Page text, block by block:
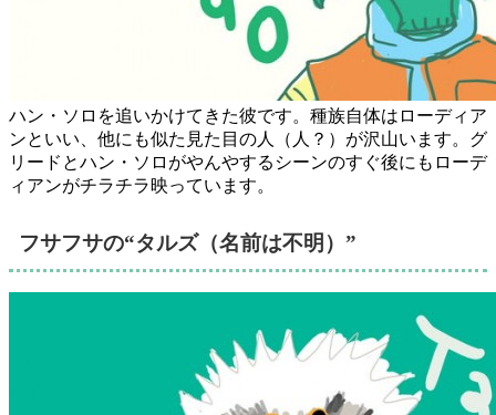
ハン・ソロを追いかけてきた彼です。種族自体はローディア
ンといい、他にも似た見た目の人（人？）が沢山います。グ
リードとハン・ソロがやんやするシーンのすぐ後にもローデ
ィアンがチラチラ映っています。
フサフサの“タルズ（名前は不明）”